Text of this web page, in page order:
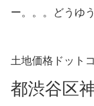
ー。。。どうゆ
土地価格ドット
都渋谷区